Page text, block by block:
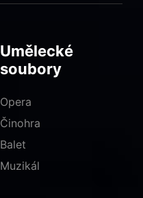
Umělecké
soubory
Opera
Činohra
Balet
Muzikál